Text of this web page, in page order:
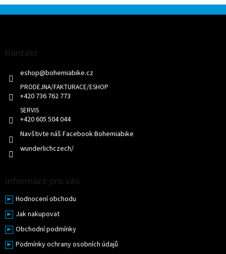
l
á
p
Kontakt
eshop@bohemiabike.cz
+420 736 762 773
+420 605 504 044
Navštivte náš Facebook Bohemiabike
wunderlichczech/
Informace pro vás
Hodnocení obchodu
Jak nakupovat
Obchodní podmínky
Podmínky ochrany osobních údajů